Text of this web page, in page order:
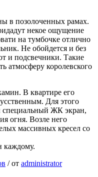
в позолоченных рамах.
некое ощущение
на тумбочке отлично
Не обойдется и без
и подсвечники. Такие
атмосферу королевского
В квартире его
Для этого
специальный ЖК экран,
огня. Возле него
массивных кресел со
каждому.
/от administrator